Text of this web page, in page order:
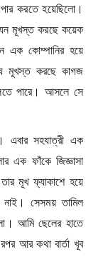
করতে হয়েছিলো।
যেন মূখস্ত করছে কয়েক
এক কোম্পানির হয়ে
মূখস্ত করছে কাগজ
পারে। আসলে সে
এবার সহযাত্রী এক
এক ফাঁকে জিজ্ঞাসা
মূখ ফ্যাকাশে হয়ে
সেসময় তামিল
আমি ছেলের হাতে
আর কথা বার্তা খূব